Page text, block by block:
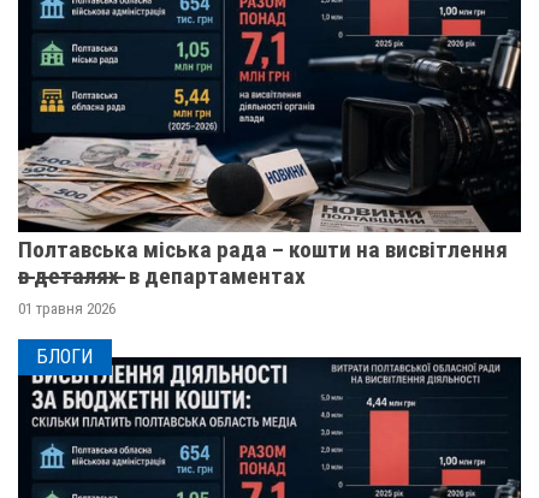
Полтавська міська рада – кошти на висвітлення
в̶ ̶д̶е̶т̶а̶л̶я̶х̶ ̶ в департаментах
01 травня 2026
БЛОГИ